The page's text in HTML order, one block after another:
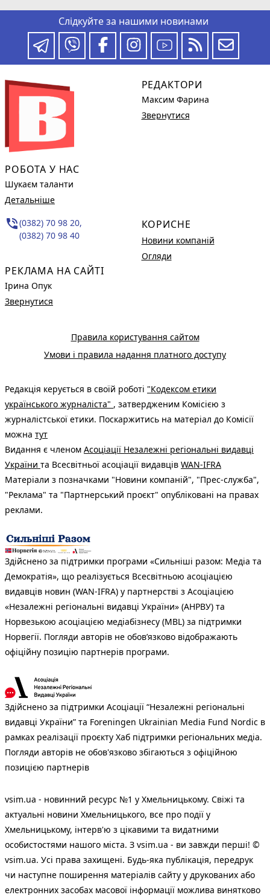
Слідкуйте за нашими новинами
РОБОТА У НАС
Шукаєм таланти
Детальніше
phone_in_talk(0382) 70 98 20,
(0382) 70 98 40
РЕКЛАМА НА САЙТІ
Ірина Опук
Звернутися
РЕДАКТОРИ
Максим Фарина
Звернутися
КОРИСНЕ
Новини компаній
Огляди
Правила користування сайтом
Умови і правила надання платного доступу
Редакція керується в своїй роботі "Кодексом етики
українського журналіста" , затвердженим Комісією з
журналістської етики. Поскаржитись на матеріал до Комісії
можна тут
Видання є членом Асоціації Незалежні регіональні видавці
України та Всесвітньої асоціації видавців WAN-IFRA
Матеріали з позначками "Новини компаній", "Прес-служба",
"Реклама" та "Партнерський проєкт" опубліковані на правах
реклами.
Здійснено за підтримки програми «Сильніші разом: Медіа та
Демократія», що реалізується Всесвітньою асоціацією
видавців новин (WAN-IFRA) у партнерстві з Асоціацією
«Незалежні регіональні видавці України» (АНРВУ) та
Норвезькою асоціацією медіабізнесу (MBL) за підтримки
Норвегії. Погляди авторів не обов’язково відображають
офіційну позицію партнерів програми.
Здійснено за підтримки Асоціації “Незалежні регіональні
видавці України” та Foreningen Ukrainian Media Fund Nordic в
рамках реалізації проєкту Хаб підтримки регіональних медіа.
Погляди авторів не обов'язково збігаються з офіційною
позицією партнерів
vsim.ua - новинний ресурс №1 у Хмельницькому. Свіжі та
актуальні новини Хмельницького, все про події у
Хмельницькому, інтерв'ю з цікавими та видатними
особистостями нашого міста. З vsim.ua - ви завжди перші! ©
vsim.ua. Усі права захищені. Будь-яка публiкацiя, передрук
чи наступне поширення матеріалів сайту у друкованих або
електронних засобах масової інформації можлива винятково